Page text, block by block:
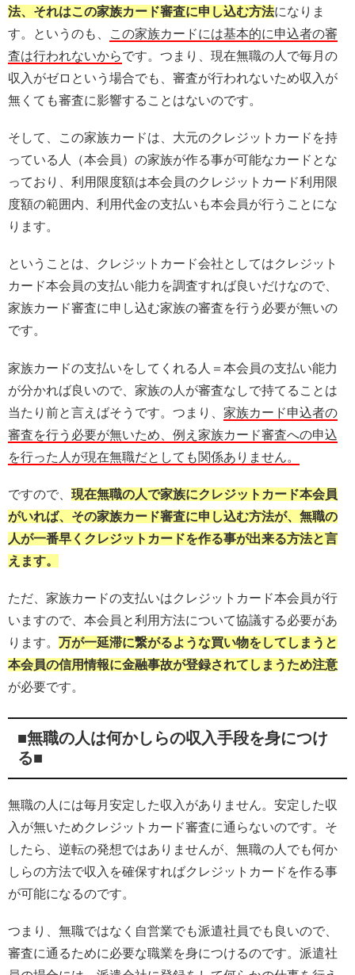
法、それはこの家族カード審査に申し込む方法になりま
す。というのも、
この家族カードには基本的に申込者の審
査は行われないからです。つまり、現在無職の人で毎月の
収入がゼロという場合でも、審査が行われないため収入が
無くても審査に影響することはないのです。
そして、この家族カードは、大元のクレジットカードを持
っている人（本会員）の家族が作る事が可能なカードとな
っており、利用限度額は本会員のクレジットカード利用限
度額の範囲内、利用代金の支払いも本会員が行うことにな
ります。
ということは、クレジットカード会社としてはクレジット
カード本会員の支払い能力を調査すれば良いだけなので、
家族カード審査に申し込む家族の審査を行う必要が無いの
です。
家族カードの支払いをしてくれる人＝本会員の支払い能力
が分かれば良いので、家族の人が審査なしで持てることは
当たり前と言えばそうです。つまり、 家族カード申込者の
審査を行う必要が無いため、例え家族カード審査への申込
を行った人が現在無職だとしても関係ありません。
ですので、 現在無職の人で家族にクレジットカード本会員
がいれば、その家族カード審査に申し込む方法が、無職の
人が一番早くクレジットカードを作る事が出来る方法と言
えます。
ただ、家族カードの支払いはクレジットカード本会員が行
いますので、本会員と利用方法について協議する必要があ
ります。 万が一延滞に繋がるような買い物をしてしまうと
本会員の信用情報に金融事故が登録されてしまうため注意
が必要です。
■無職の人は何かしらの収入手段を身につけ
る■
無職の人には毎月安定した収入がありません。安定した収
入が無いためクレジットカード審査に通らないのです。そ
したら、逆転の発想ではありませんが、無職の人でも何か
しらの方法で収入を確保すればクレジットカードを作る事
が可能になるのです。
つまり、無職ではなく自営業でも派遣社員でも良いので、
審査に通るために必要な職業を身につけるのです。派遣社